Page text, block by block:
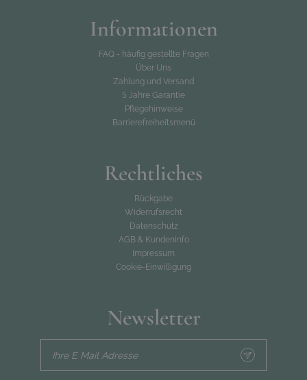
Informationen
FAQ - häufig gestellte Fragen
Über Uns
Zahlung und Versand
5 Jahre Garantie
Pflegehinweise
Barrierefreiheitsmenü
Rechtliches
Rückgabe
Widerrufsrecht
Datenschutz
AGB & Kundeninfo
Impressum
Cookie-Einwilligung
Newsletter
Ihre E Mail Adresse